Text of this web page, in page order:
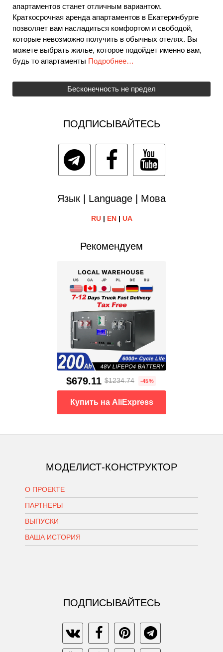
апартаментов станет отличным вариантом.
Краткосрочная аренда апартаментов в Екатеринбурге
позволяет вам насладиться комфортом и свободой,
которые невозможно получить в обычных отелях. Вы
можете выбрать жилье, которое подойдет именно вам,
будь то апартаменты Подробнее…
Бесконечность не предел
ПОДПИСЫВАЙТЕСЬ
Язык | Language | Мова
RU| EN| UA
Рекомендуем
$679.11 $1234.74 -45%
Купить на AliExpress
МОДЕЛИСТ-КОНСТРУКТОР
О ПРОЕКТЕ
ПАРТНЕРЫ
ВЫПУСКИ
ВАША ИСТОРИЯ
ПОДПИСЫВАЙТЕСЬ